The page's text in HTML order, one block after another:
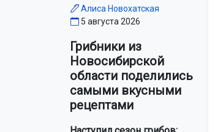
Алиса Новохатская
5 августа 2026
Грибники из
Новосибирской
области поделились
самыми вкусными
рецептами